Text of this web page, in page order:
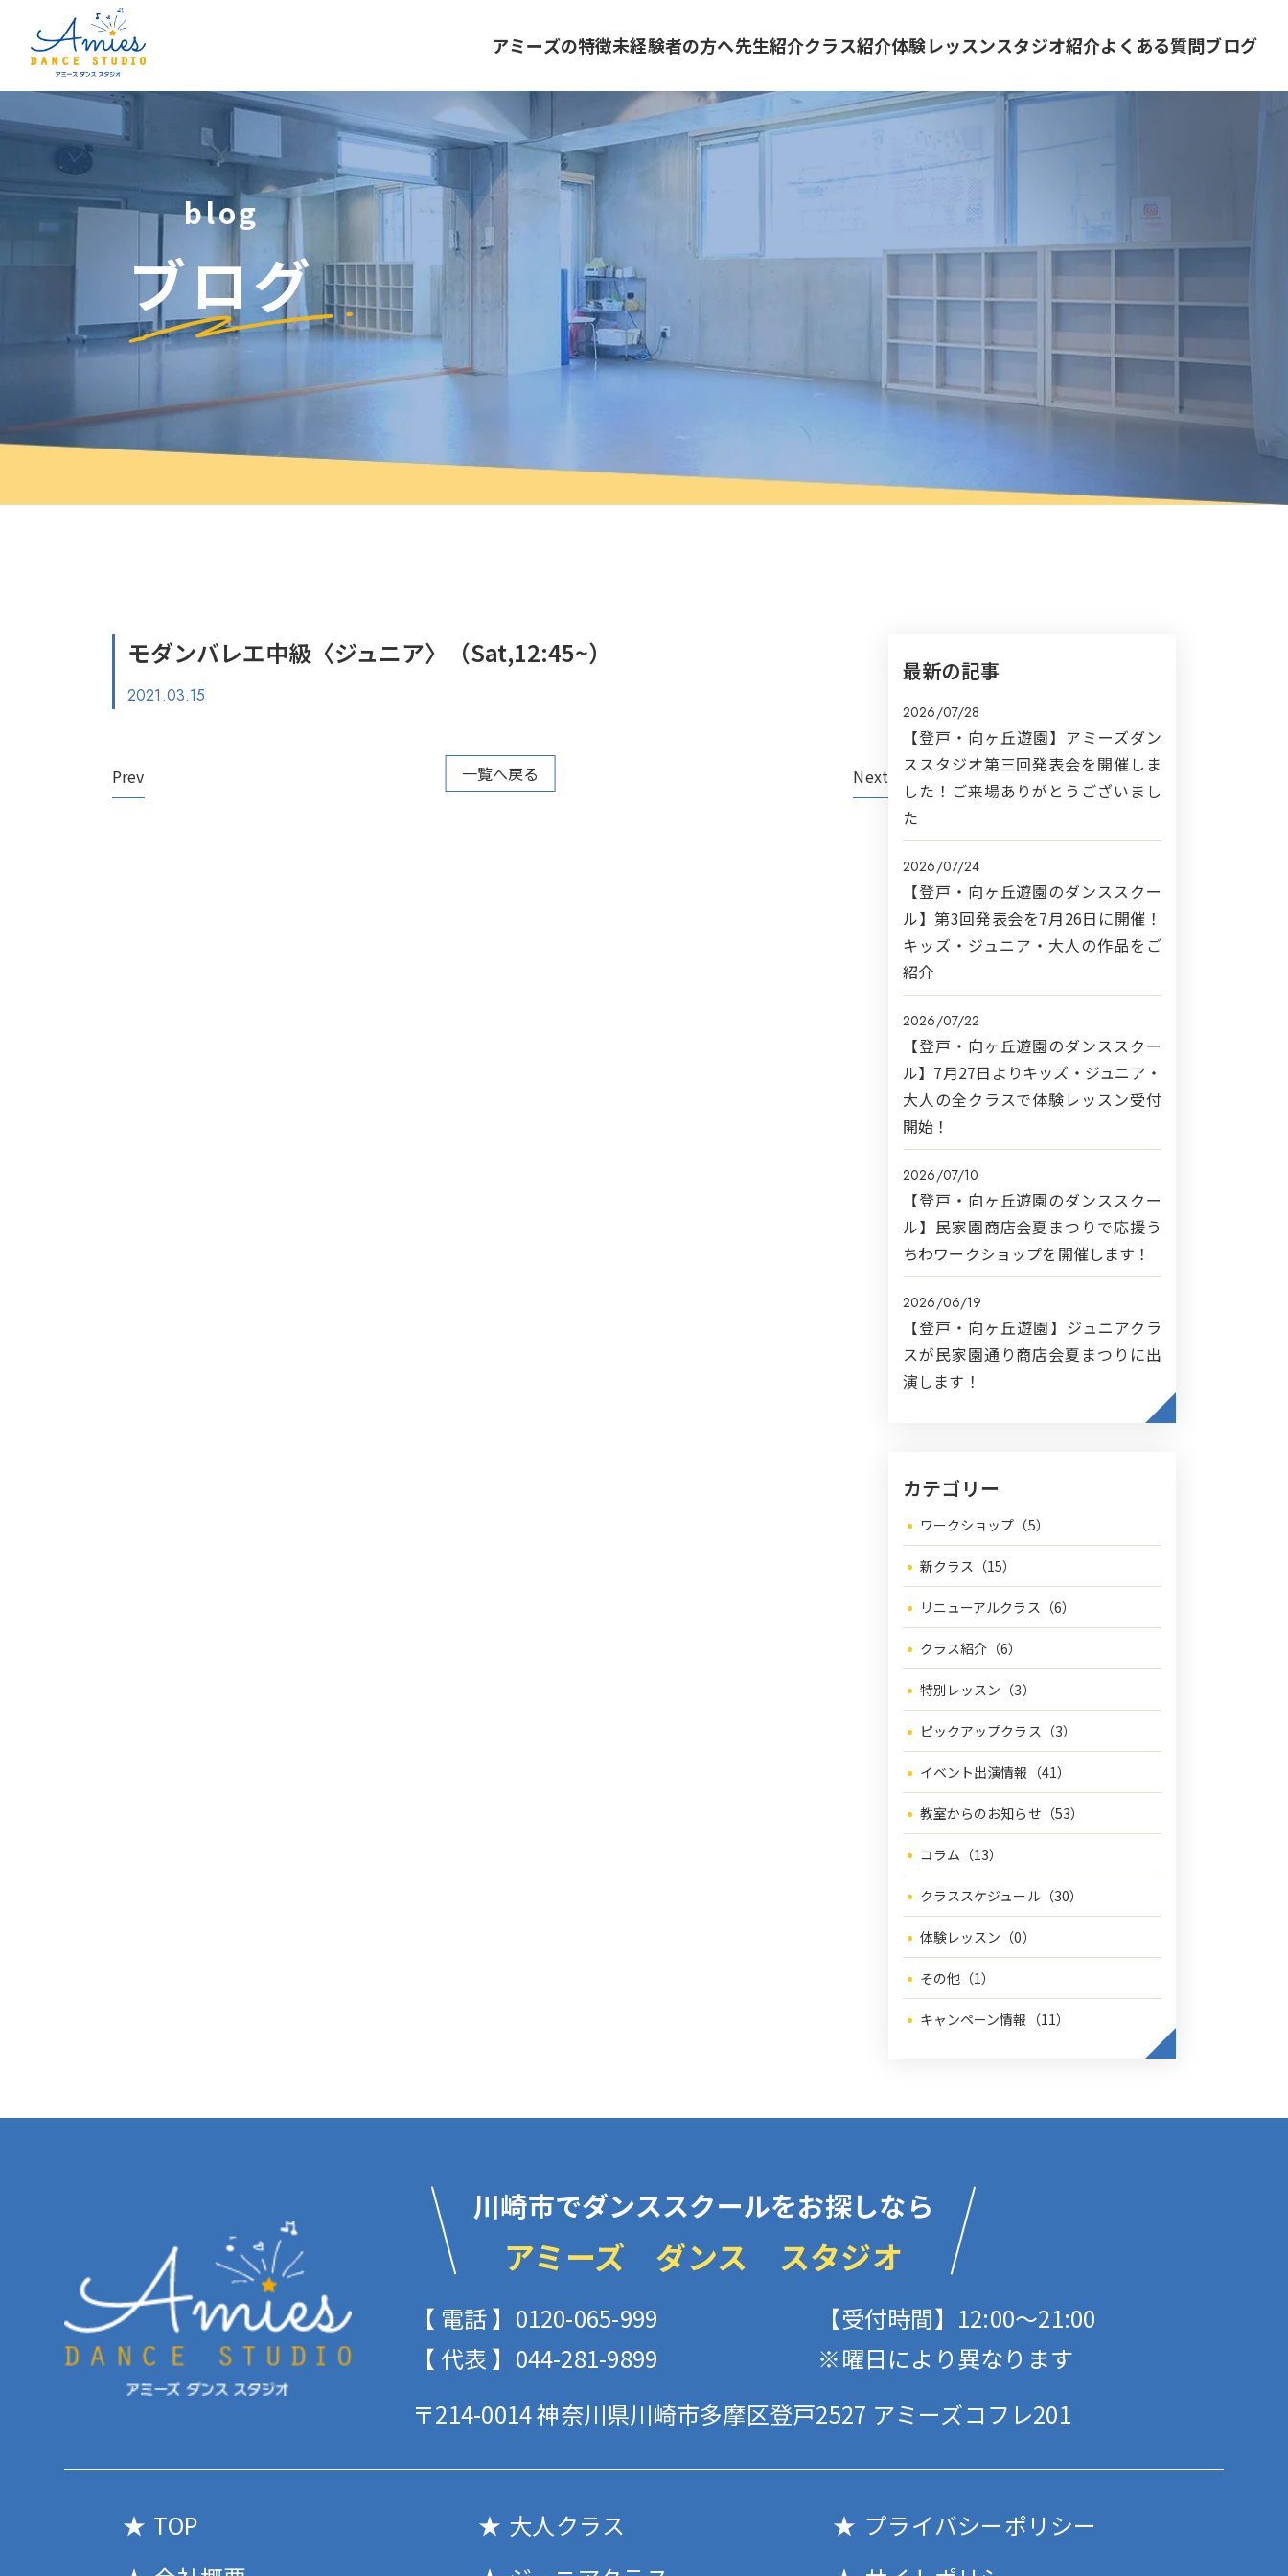
アミーズの特徴未経験者の方へ先生紹介クラス紹介体験レッスンスタジオ紹介よくある質問ブログ
blog
ブログ
モダンバレエ中級〈ジュニア〉（Sat,12:45~）
2021.03.15
Prev 一覧へ戻る Next
最新の記事
2026/07/28
【登戸・向ヶ丘遊園】アミーズダン
ススタジオ第三回発表会を開催しま
した！ご来場ありがとうございまし
た
2026/07/24
【登戸・向ヶ丘遊園のダンススクー
ル】第3回発表会を7月26日に開催！
キッズ・ジュニア・大人の作品をご
紹介
2026/07/22
【登戸・向ヶ丘遊園のダンススクー
ル】7月27日よりキッズ・ジュニア・
大人の全クラスで体験レッスン受付
開始！
2026/07/10
【登戸・向ヶ丘遊園のダンススクー
ル】民家園商店会夏まつりで応援う
ちわワークショップを開催します！
2026/06/19
【登戸・向ヶ丘遊園】ジュニアクラ
スが民家園通り商店会夏まつりに出
演します！
カテゴリー
ワークショップ（5）
新クラス（15）
リニューアルクラス（6）
クラス紹介（6）
特別レッスン（3）
ピックアップクラス（3）
イベント出演情報（41）
教室からのお知らせ（53）
コラム（13）
クラススケジュール（30）
体験レッスン（0）
その他（1）
キャンペーン情報（11）
川崎市でダンススクールをお探しなら
アミーズ ダンス スタジオ
【 電話 】0120-065-999
【 代表 】044-281-9899
【受付時間】12:00〜21:00
※曜日により異なります
〒214-0014神奈川県川崎市多摩区登戸2527 アミーズコフレ201
TOP
大人クラス
プライバシーポリシー